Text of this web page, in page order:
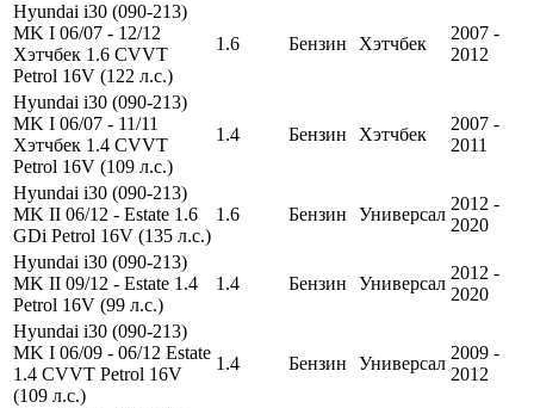
Hyundai i30 (090-213)
MK I 06/07 - 12/12
Хэтчбек 1.6 CVVT
Petrol 16V (122 л.с.)
1.6 Бензин Хэтчбек
2007 -
2012
Hyundai i30 (090-213)
MK I 06/07 - 11/11
Хэтчбек 1.4 CVVT
Petrol 16V (109 л.с.)
1.4 Бензин Хэтчбек
2007 -
2011
Hyundai i30 (090-213)
MK II 06/12 - Estate 1.6
GDi Petrol 16V (135 л.с.)
1.6 Бензин Универсал
2012 -
2020
Hyundai i30 (090-213)
MK II 09/12 - Estate 1.4
Petrol 16V (99 л.с.)
1.4 Бензин Универсал
2012 -
2020
Hyundai i30 (090-213)
MK I 06/09 - 06/12 Estate
1.4 CVVT Petrol 16V
(109 л.с.)
1.4 Бензин Универсал
2009 -
2012